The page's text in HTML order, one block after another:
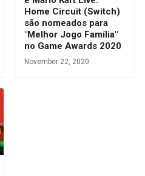
Home Circuit (Switch)
são nomeados para
"Melhor Jogo Família"
no Game Awards 2020
November 22, 2020